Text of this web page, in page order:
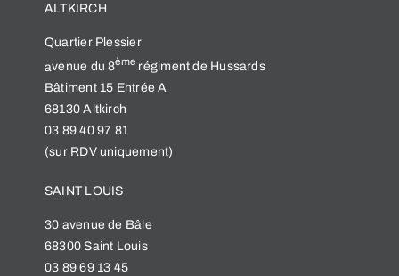
ALTKIRCH
Quartier Plessier
avenue du 8ème régiment de Hussards
Bâtiment 15 Entrée A
68130 Altkirch
03 89 40 97 81
(sur RDV uniquement)
SAINT LOUIS
30 avenue de Bâle
68300 Saint Louis
03 89 69 13 45